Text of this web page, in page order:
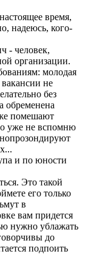
время,
надеюсь, кого-
- человек,
организации.
молодая
не
без
обременена
помешают
уже не вспомню
и по юности
Это такой
его только
в
вам придется
нужно ублажать
до
подпоить